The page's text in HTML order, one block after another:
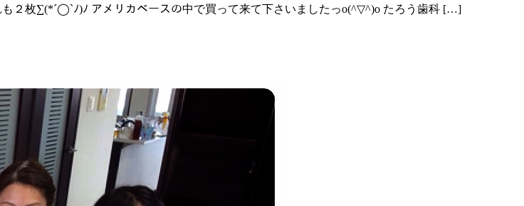
２枚∑(*´◯`ﾉ)ﾉ アメリカベースの中で買って来て下さいましたっo(^▽^)o たろう歯科 […]